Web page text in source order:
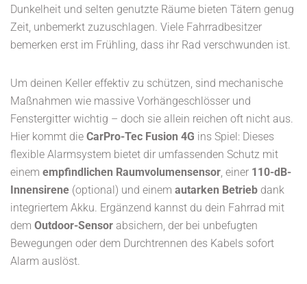
Dunkelheit und selten genutzte Räume bieten Tätern genug
Zeit, unbemerkt zuzuschlagen. Viele Fahrradbesitzer
bemerken erst im Frühling, dass ihr Rad verschwunden ist.
Um deinen Keller effektiv zu schützen, sind mechanische
Maßnahmen wie massive Vorhängeschlösser und
Fenstergitter wichtig – doch sie allein reichen oft nicht aus.
Hier kommt die CarPro-Tec Fusion 4G ins Spiel: Dieses
flexible Alarmsystem bietet dir umfassenden Schutz mit
einem empfindlichen Raumvolumensensor, einer 110-dB-
Innensirene (optional) und einem autarken Betrieb dank
integriertem Akku. Ergänzend kannst du dein Fahrrad mit
dem Outdoor-Sensor absichern, der bei unbefugten
Bewegungen oder dem Durchtrennen des Kabels sofort
Alarm auslöst.